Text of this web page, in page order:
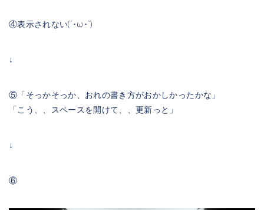
④表示されない(´･ω･`)
↓
⑤「そっかそっか、おれの書き方がおかしかったかな」
「こう、、スペースを開けて、、更新っと」
↓
⑥